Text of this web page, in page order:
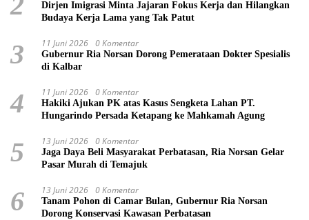
Dirjen Imigrasi Minta Jajaran Fokus Kerja dan Hilangkan
Budaya Kerja Lama yang Tak Patut
3 11 Juni 2026 0 Komentar
Gubernur Ria Norsan Dorong Pemerataan Dokter Spesialis
di Kalbar
4 11 Juni 2026 0 Komentar
Hakiki Ajukan PK atas Kasus Sengketa Lahan PT.
Hungarindo Persada Ketapang ke Mahkamah Agung
5 13 Juni 2026 0 Komentar
Jaga Daya Beli Masyarakat Perbatasan, Ria Norsan Gelar
Pasar Murah di Temajuk
6 13 Juni 2026 0 Komentar
Tanam Pohon di Camar Bulan, Gubernur Ria Norsan
Dorong Konservasi Kawasan Perbatasan